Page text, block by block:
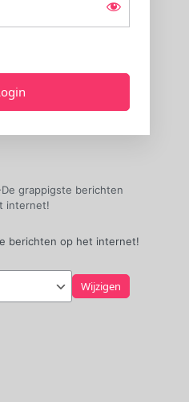
grappigste berichten
internet!
berichten op het internet!